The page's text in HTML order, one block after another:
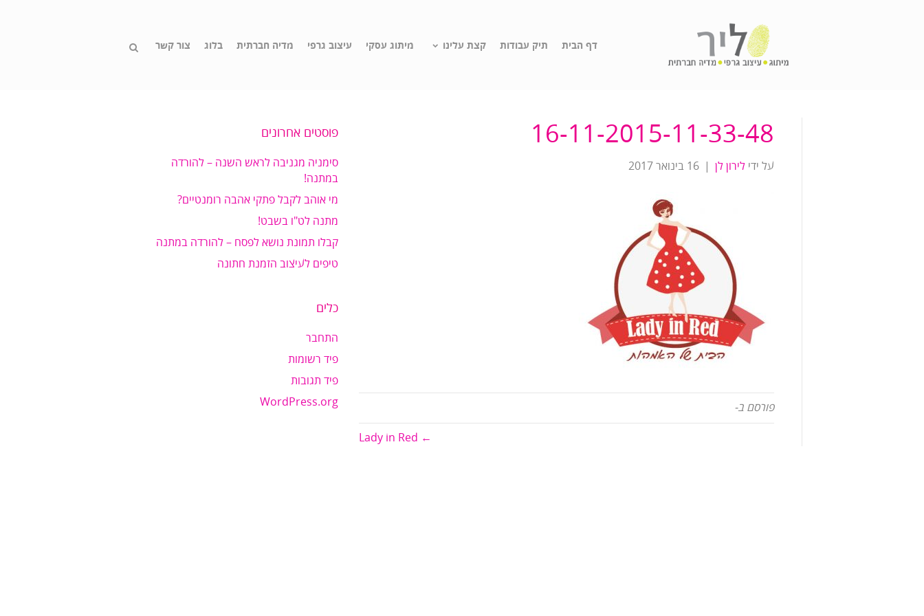
דף הבית תיק עבודות קצת עלינו מיתוג עסקי עיצוב גרפי מדיה חברתית בלוג צור קשר
16-11-2015-11-33-48
על ידי לירון לן 16 בינואר 2017
פורסם ב-
← Lady in Red
פוסטים אחרונים
סימניה מגניבה לראש השנה – להורדה
במתנה!
מי אוהב לקבל פתקי אהבה רומנטיים?
מתנה לט"ו בשבט!
קבלו תמונת נושא לפסח – להורדה במתנה
טיפים לעיצוב הזמנת חתונה
כלים
התחבר
פיד רשומות
פיד תגובות
WordPress.org